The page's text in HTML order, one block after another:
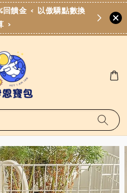
回饋金 < 以傲驕點數換
>